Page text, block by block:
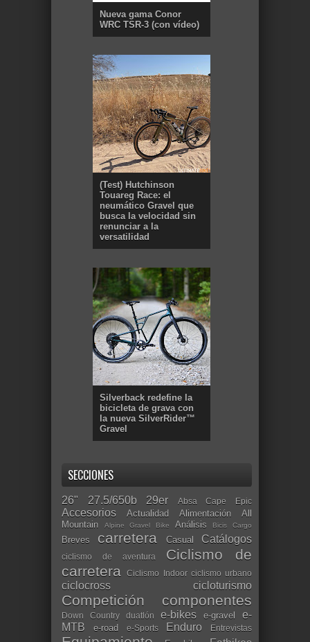
Nueva gama Conor
WRC TSR-3 (con vídeo)
(Test) Hutchinson
Touareg Race: el
neumático Gravel que
busca la velocidad sin
renunciar a la
versatilidad
Silverback redefine la
bicicleta de grava con
la nueva SilverRider™
Gravel
SECCIONES
26" 27.5/650b 29er Absa Cape Epic
Accesorios Actualidad Alimentación
All
Mountain
Alpine Gravel Bike Análisis Bicis Cargo
Breves carretera Casual Catálogos
ciclismo de aventura
Ciclismo de
carretera
Ciclismo Indoor ciclismo urbano
ciclocross cicloturismo
Competición componentes
Down Country duatlón e-bikes e-gravel
e-
MTB
e-road e-Sports Enduro Entrevistas